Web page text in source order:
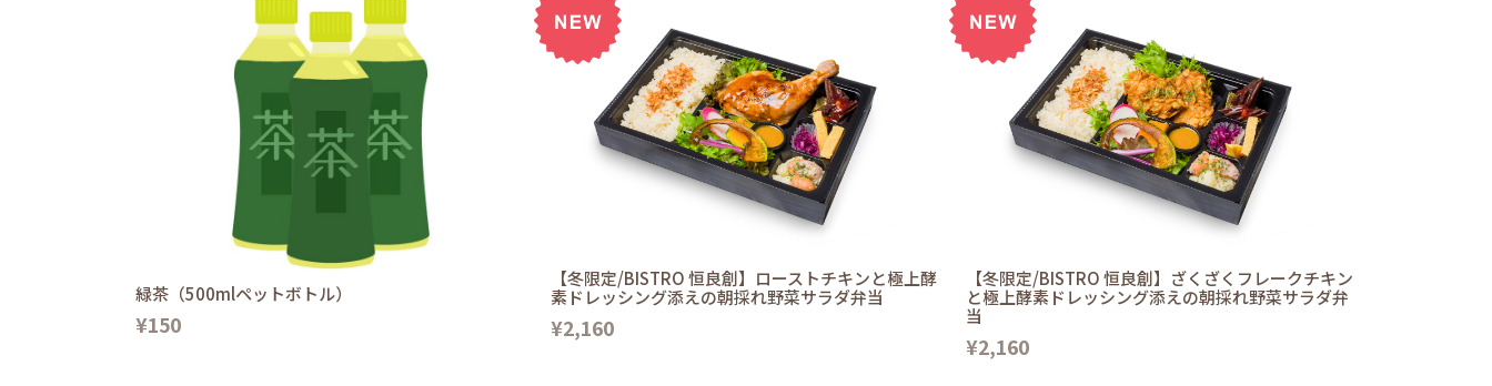
緑茶（500mlペットボトル）
¥150
【冬限定/BISTRO 恒良創】ローストチキンと極上酵
素ドレッシング添えの朝採れ野菜サラダ弁当
¥2,160
【冬限定/BISTRO 恒良創】ざくざくフレークチキン
と極上酵素ドレッシング添えの朝採れ野菜サラダ弁
当
¥2,160